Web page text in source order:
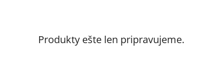
Produkty ešte len pripravujeme.